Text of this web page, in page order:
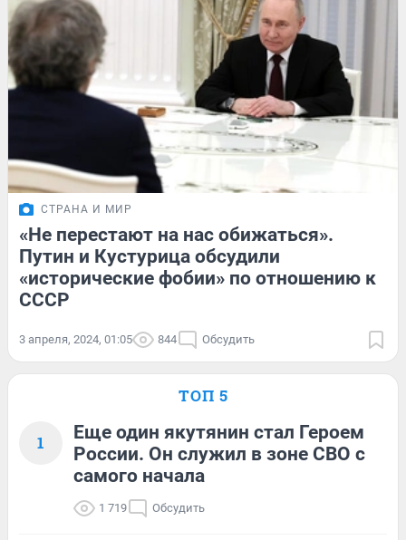
СТРАНА И МИР
«Не перестают на нас обижаться».
Путин и Кустурица обсудили
«исторические фобии» по отношению к
СССР
3 апреля, 2024, 01:05 844 Обсудить
ТОП 5
1
Еще один якутянин стал Героем
России. Он служил в зоне СВО с
самого начала
1 719 Обсудить